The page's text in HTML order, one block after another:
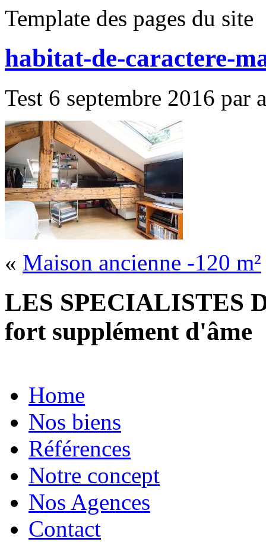
Template des pages du site
habitat-de-caractere-
Test 6 septembre 2016 par
« Maison ancienne -120 m²
LES SPECIALISTES
fort supplément d'âme
Home
Nos biens
Références
Notre concept
Nos Agences
Contact